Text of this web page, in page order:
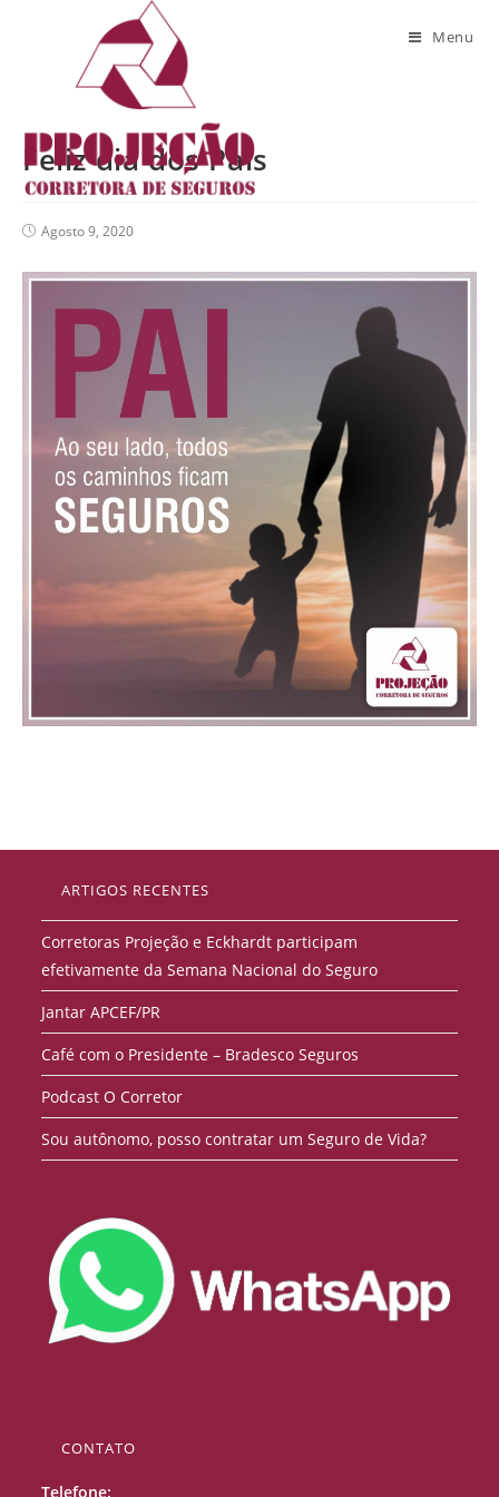
Menu
Feliz dia dos Pais
Agosto 9, 2020
ARTIGOS RECENTES
Corretoras Projeção e Eckhardt participam
efetivamente da Semana Nacional do Seguro
Jantar APCEF/PR
Café com o Presidente – Bradesco Seguros
Podcast O Corretor
Sou autônomo, posso contratar um Seguro de Vida?
CONTATO
Telefone: